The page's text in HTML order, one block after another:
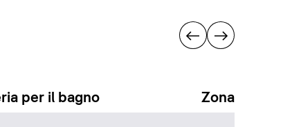
per il bagno Zona doccia